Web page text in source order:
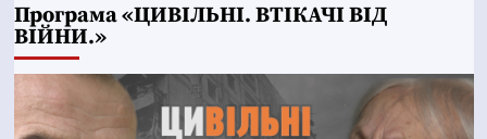
Програма «ЦИВІЛЬНІ. ВТІКАЧІ ВІД
ВІЙНИ.»